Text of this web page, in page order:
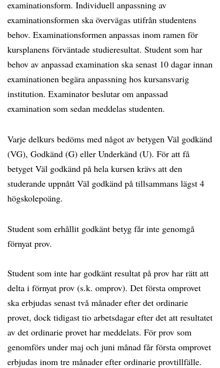
examinationsform. Individuell anpassning av
examinationsformen ska övervägas utifrån studentens
behov. Examinationsformen anpassas inom ramen för
kursplanens förväntade studieresultat. Student som har
behov av anpassad examination ska senast 10 dagar innan
examinationen begära anpassning hos kursansvarig
institution. Examinator beslutar om anpassad
examination som sedan meddelas studenten.
Varje delkurs bedöms med något av betygen Väl godkänd
(VG), Godkänd (G) eller Underkänd (U). För att få
betyget Väl godkänd på hela kursen krävs att den
studerande uppnått Väl godkänd på tillsammans lägst 4
högskolepoäng.
Student som erhållit godkänt betyg får inte genomgå
förnyat prov.
Student som inte har godkänt resultat på prov har rätt att
delta i förnyat prov (s.k. omprov). Det första omprovet
ska erbjudas senast två månader efter det ordinarie
provet, dock tidigast tio arbetsdagar efter det att resultatet
av det ordinarie provet har meddelats. För prov som
genomförs under maj och juni månad får första omprovet
erbjudas inom tre månader efter ordinarie provtillfälle.